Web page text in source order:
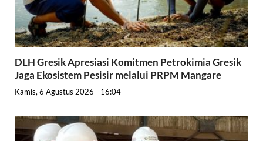
DLH Gresik Apresiasi Komitmen Petrokimia Gresik
Jaga Ekosistem Pesisir melalui PRPM Mangare
Kamis, 6 Agustus 2026 - 16:04